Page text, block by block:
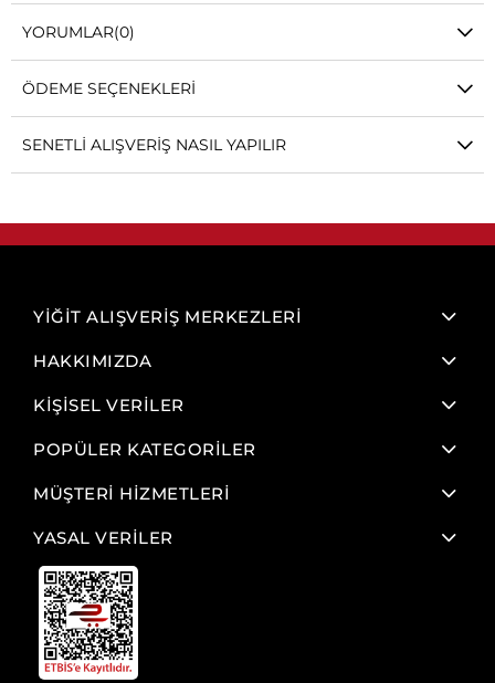
YORUMLAR(0)
ÖDEME SEÇENEKLERI
SENETLI ALIŞVERIŞ NASIL YAPILIR
YİĞİT ALIŞVERİŞ MERKEZLERİ
HAKKIMIZDA
KİŞİSEL VERİLER
POPÜLER KATEGORİLER
MÜŞTERİ HİZMETLERİ
YASAL VERİLER